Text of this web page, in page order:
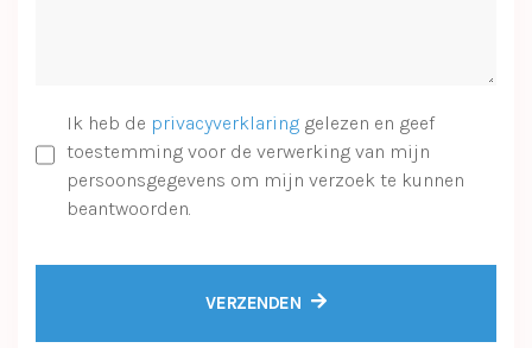
Ik heb de privacyverklaring gelezen en geef
toestemming voor de verwerking van mijn
persoonsgegevens om mijn verzoek te kunnen
beantwoorden.
VERZENDEN